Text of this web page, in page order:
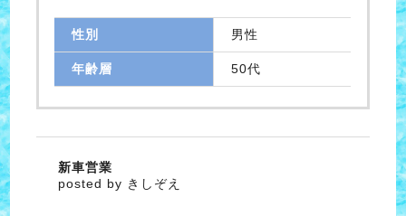
性別 男性
年齢層 50代
新車営業
posted by きしぞえ